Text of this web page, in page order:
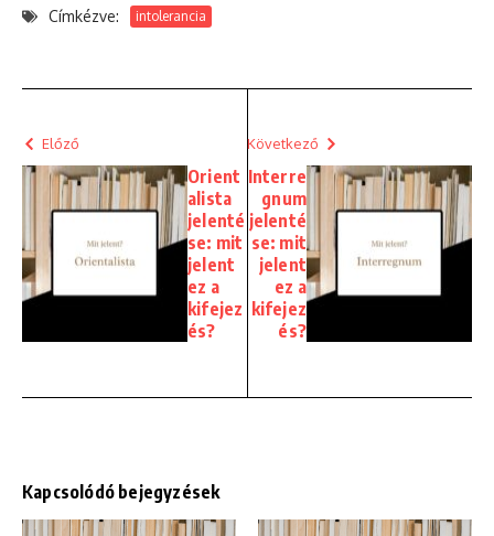
Címkézve: intolerancia
Előző
Orient
alista
jelenté
se: mit
jelent
ez a
kifejez
és?
Következő
Interre
gnum
jelenté
se: mit
jelent
ez a
kifejez
és?
Kapcsolódó bejegyzések